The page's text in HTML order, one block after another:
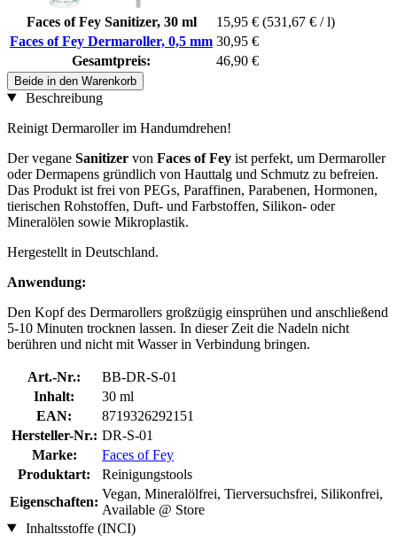
Faces of Fey Sanitizer, 30 ml 15,95 € (531,67 € / l)
Faces of Fey Dermaroller, 0,5 mm 30,95 €
Gesamtpreis:
46,90 €
Beide in den Warenkorb
Beschreibung
Reinigt Dermaroller im Handumdrehen!
Der vegane Sanitizer von Faces of Fey ist perfekt, um Dermaroller
oder Dermapens gründlich von Hauttalg und Schmutz zu befreien.
Das Produkt ist frei von PEGs, Paraffinen, Parabenen, Hormonen,
tierischen Rohstoffen, Duft- und Farbstoffen, Silikon- oder
Mineralölen sowie Mikroplastik.
Hergestellt in Deutschland.
Anwendung:
Den Kopf des Dermarollers großzügig einsprühen und anschließend
5-10 Minuten trocknen lassen. In dieser Zeit die Nadeln nicht
berühren und nicht mit Wasser in Verbindung bringen.
Art.-Nr.:
BB-DR-S-01
Inhalt:
30 ml
EAN:
8719326292151
Hersteller-Nr.: DR-S-01
Marke:
Faces of Fey
Produktart:
Reinigungstools
Eigenschaften:
Vegan, Mineralölfrei, Tierversuchsfrei, Silikonfrei,
Available @ Store
Inhaltsstoffe (INCI)